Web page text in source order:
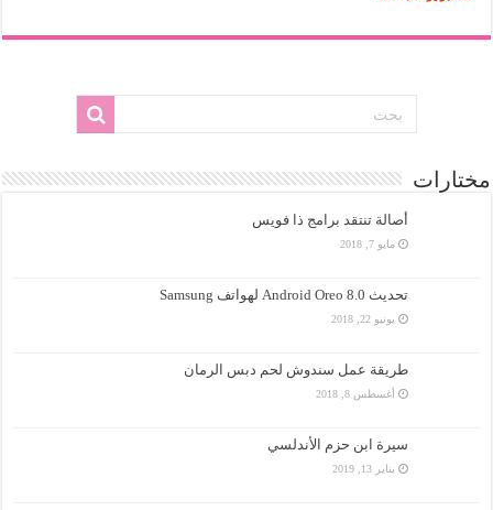
مختارات
أصالة تنتقد برامج ذا فويس
مايو 7, 2018
تحديث Android Oreo 8.0 لهواتف Samsung
يونيو 22, 2018
طريقة عمل سندوش لحم دبس الرمان
أغسطس 8, 2018
سيرة ابن حزم الأندلسي
يناير 13, 2019